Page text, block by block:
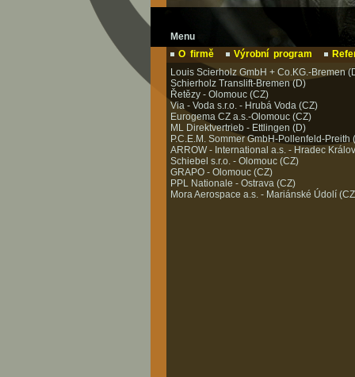
Menu
O firmě
Výrobní program
Louis Scierholz GmbH + Co.KG.-Bremen
Schierholz Translift-Bremen (D)
Řetězy - Olomouc (CZ)
Via - Voda s.r.o. - Hrubá Voda (CZ)
Eurogema CZ a.s.-Olomouc (CZ)
ML Direktvertrieb - Ettlingen (D)
P.C.E.M. Sommer GmbH-Pollenfeld-Preith
ARROW - International a.s. - Hradec
Schiebel s.r.o. - Olomouc (CZ)
GRAPO - Olomouc (CZ)
PPL Nationale - Ostrava (CZ)
Mora Aerospace a.s. - Mariánské Údolí